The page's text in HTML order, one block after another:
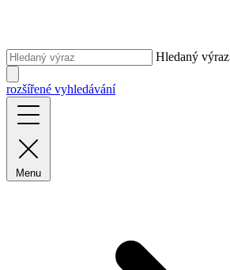
Hledaný výraz
rozšířené vyhledávání
Menu